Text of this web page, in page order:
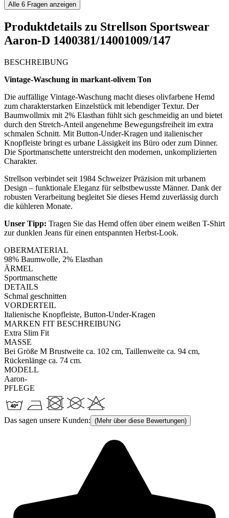
Alle 6 Fragen anzeigen
Produktdetails zu Strellson Sportswear
Aaron-D 1400381/14001009/147
BESCHREIBUNG
Vintage-Waschung in markant-olivem Ton
Die auffällige Vintage-Waschung macht dieses olivfarbene Hemd
zum charakterstarken Einzelstück mit lebendiger Textur. Der
Baumwollmix mit 2% Elasthan fühlt sich geschmeidig an und bietet
durch den Stretch-Anteil angenehme Bewegungsfreiheit im extra
schmalen Schnitt. Mit Button-Under-Kragen und italienischer
Knopfleiste bringt es urbane Lässigkeit ins Büro oder zum Dinner.
Die Sportmanschette unterstreicht den modernen, unkomplizierten
Charakter.
Strellson verbindet seit 1984 Schweizer Präzision mit urbanem
Design – funktionale Eleganz für selbstbewusste Männer. Dank der
robusten Verarbeitung begleitet Sie dieses Hemd zuverlässig durch
die kühleren Monate.
Unser Tipp: Tragen Sie das Hemd offen über einem weißen T-Shirt
zur dunklen Jeans für einen entspannten Herbst-Look.
OBERMATERIAL
98% Baumwolle, 2% Elasthan
ÄRMEL
Sportmanschette
DETAILS
Schmal geschnitten
VORDERTEIL
Italienische Knopfleiste, Button-Under-Kragen
MARKEN FIT BESCHREIBUNG
Extra Slim Fit
MASSE
Bei Größe M Brustweite ca. 102 cm, Taillenweite ca. 94 cm,
Rückenlänge ca. 74 cm.
MODELL
Aaron-
PFLEGE
Das sagen unsere Kunden: (Mehr über diese Bewertungen)